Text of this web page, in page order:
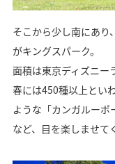
そこから少し南にあり
がキングスパーク。
面積は東京ディズニー
春には450種以上とい
ような「カンガルーポ
など、目を楽しませて